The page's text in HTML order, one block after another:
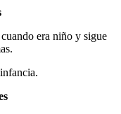
era niño y sigue